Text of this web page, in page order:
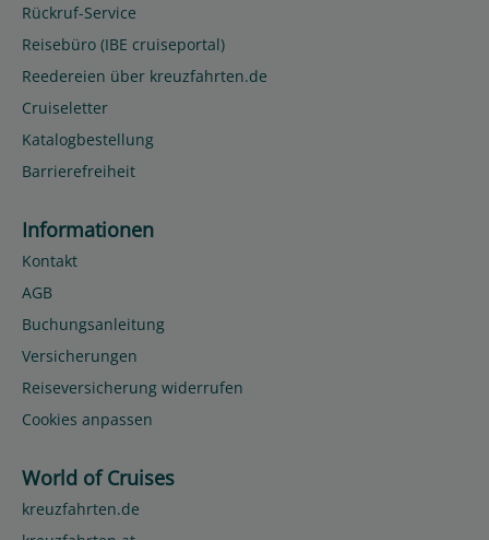
Rückruf-Service
Reisebüro (IBE cruiseportal)
Reedereien über kreuzfahrten.de
Cruiseletter
Katalogbestellung
Barrierefreiheit
Informationen
Kontakt
AGB
Buchungsanleitung
Versicherungen
Reiseversicherung widerrufen
Cookies anpassen
World of Cruises
kreuzfahrten.de